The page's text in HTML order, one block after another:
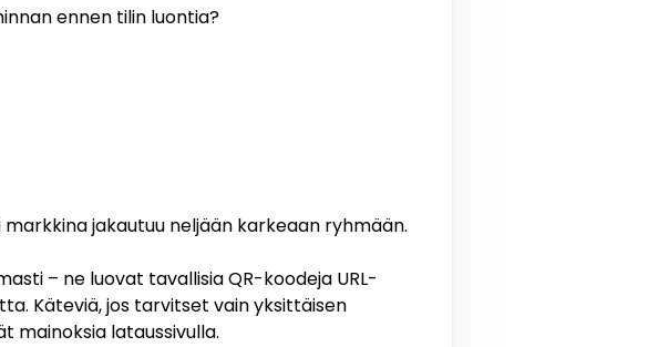
ennen tilin luontia?
jakautuu neljään karkeaan ryhmään.
– ne luovat tavallisia QR-koodeja URL-
Käteviä, jos tarvitset vain yksittäisen
mainoksia lataussivulla.